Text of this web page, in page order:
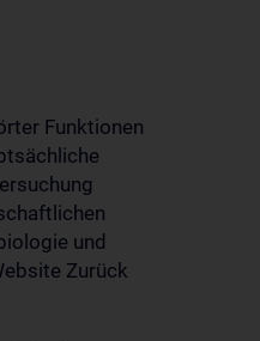
Funktionen
und
Zurück